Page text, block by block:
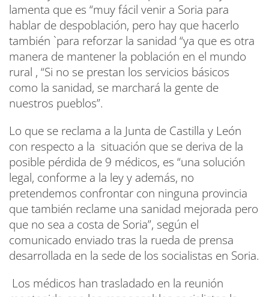
lamenta que es “muy fácil venir a Soria para
hablar de despoblación, pero hay que hacerlo
también `para reforzar la sanidad “ya que es otra
manera de mantener la población en el mundo
rural , “Si no se prestan los servicios básicos
como la sanidad, se marchará la gente de
nuestros pueblos”.
Lo que se reclama a la Junta de Castilla y León
con respecto a la situación que se deriva de la
posible pérdida de 9 médicos, es “una solución
legal, conforme a la ley y además, no
pretendemos confrontar con ninguna provincia
que también reclame una sanidad mejorada pero
que no sea a costa de Soria”, según el
comunicado enviado tras la rueda de prensa
desarrollada en la sede de los socialistas en Soria.
Los médicos han trasladado en la reunión